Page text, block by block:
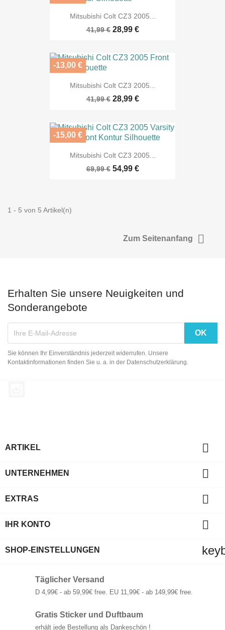
Mitsubishi Colt CZ3 2005...
41,99 € 28,99 €
Mitsubishi Colt CZ3 2005...
41,99 € 28,99 €
-13,00 €
Mitsubishi Colt CZ3 2005...
69,99 € 54,99 €
-15,00 €
1 - 5 von 5 Artikel(n)
Zum Seitenanfang 
Erhalten Sie unsere Neuigkeiten und
Sonderangebote
Sie können Ihr Einverständnis jederzeit widerrufen. Unsere
Kontaktinformationen finden Sie u. a. in der Datenschutzerklärung.
ARTIKEL 
UNTERNEHMEN 
EXTRAS 
IHR KONTO 
SHOP-EINSTELLUNGEN
Täglicher Versand
D 4,99€ - ab 59,99€ free. EU 11,99€ - ab 149,99€ free.
Gratis Sticker und Duftbaum
erhält jede Bestellung als Dankeschön !